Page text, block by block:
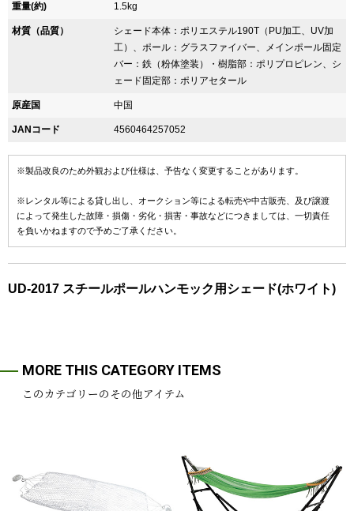
重量(約) 1.5kg
材質（品質）
シェード本体：ポリエステル190T（PU加工、UV加
工）、ポール：グラスファイバー、メインポール固定
バー：鉄（粉体塗装）・樹脂部：ポリプロピレン、シ
ェード固定部：ポリアセタール
原産国 中国
JANコード 4560464257052
※製品改良のため外観および仕様は、予告なく変更することがあります。
※レンタル等による貸し出し、オークション等による転売や中古販売、及び譲渡
によって発生した故障・損傷・劣化・損害・事故などにつきましては、一切責任
を負いかねますので予めご了承ください。
UD-2017 スチールポールハンモック用シェード(ホワイト)
MORE THIS CATEGORY ITEMS
このカテゴリーのその他アイテム